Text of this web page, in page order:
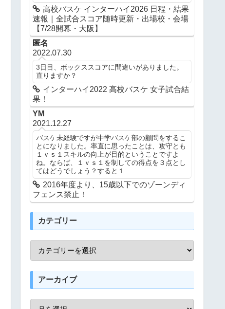
高校バスケ インターハイ2026 日程・結果
速報｜全試合スコア随時更新・出場校・会場
【7/28開幕・大阪】
匿名
2022.07.30
3日目、ボックススコアに間違いがありました。
直りますか？
インターハイ2022 高校バスケ 女子試合結
果！
YM
2021.12.27
バスケ未経験ですが中学バスケ部の顧問をするこ
とになりました。率直に思ったことは、攻守とも
１ｖｓ１スキルの向上が目的ということですよ
ね。ならば、１ｖｓ１を制しての得点を３点とし
てはどうでしょう？すると１...
2016年度より、15歳以下でのゾーンディ
フェンス禁止！
カテゴリー
アーカイブ